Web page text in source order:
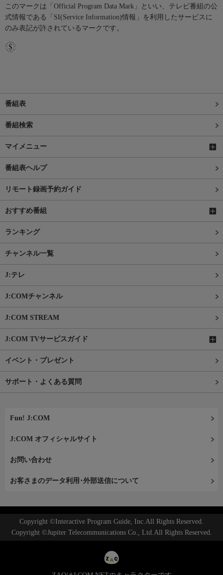
このマークは「Official Program Data Mark」といい、テレビ番組の公
式情報である「SI(Service Information)情報」を利用したサービスに
のみ表記が許されているマークです。
番組表
番組検索
マイメニュー
番組表ヘルプ
リモート録画予約ガイド
おすすめ番組
ランキング
チャンネル一覧
J:テレ
J:COMチャンネル
J:COM STREAM
J:COM TVサービスガイド
イベント・プレゼント
サポート・よくある質問
Fun! J:COM
J:COM オフィシャルサイト
お問い合わせ
お客さまのデータ利用･外部送信について
Copyright ©Interactive Program Guide, Inc.All Rights Reserved.
Copyright ©Jupiter Telecommunications Co., Ltd.All Rights Reserved.